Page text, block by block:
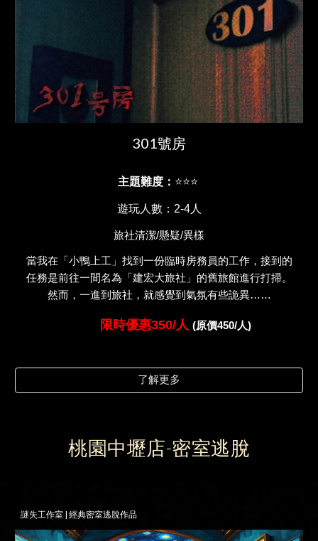
301號房
主題難度： ⭐⭐⭐
遊玩人數：2-4人
旅社清潔/懸疑/異樣
當我在「小鴨上工」找到一份臨時房務員的工作，接到的
任務是前往一間名為「建宏大旅社」的舊旅館進行打掃。
然而，一進到旅社，就感覺到氣氛有些詭異……
限時優惠350/人 (原價450/人)
了解更多
桃園中壢店-密室逃脫
謎失工作室 | 經典密室逃脫作品